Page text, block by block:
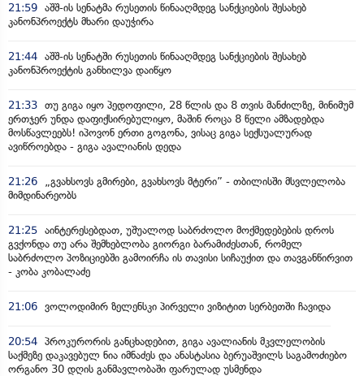
21:59 აშშ-ის სენატმა რუსეთის წინააღმდეგ სანქციების შესახებ
კანონპროექტს მხარი დაუჭირა
21:44 აშშ-ის სენატში რუსეთის წინააღმდეგ სანქციების შესახებ
კანონპროექტის განხილვა დაიწყო
21:33 თუ გიგა იყო პედოფილი, 28 წლის და 8 თვის მანძილზე, მინიმუმ
ერთჯერ უნდა დაფიქსირებულიყო, მაშინ როცა 8 წელი ამზადებდა
მოსწავლეებს! იპოვონ ერთი გოგონა, ვისაც გიგა სექსუალურად
ავიწროებდა - გიგა ავალიანის დედა
21:26
„გვახსოვს გმირები, გვახსოვს მტერი” - თბილისში მსვლელობა
მიმდინარეობს
21:25 აინტერესებდათ, უშუალოდ საბრძოლო მოქმედებების დროს
გვქონდა თუ არა შემხებლობა გიორგი ბარამიძესთან, რომელ
საბრძოლო პოზიციებში გამოირჩა ის თავისი სიჩაუქით და თავგანწირვით
- კობა კობალაძე
21:06 ვოლოდიმირ ზელენსკი პირველი ვიზიტით სერბეთში ჩავიდა
20:54 პროკურორის განცხადებით, გიგა ავალიანის მკვლელობის
საქმეზე დაკავებულ ნია იმნაძეს და ანასტასია ბერუაშვილს საგამოძიებო
ორგანო 30 დღის განმავლობაში ფარულად უსმენდა